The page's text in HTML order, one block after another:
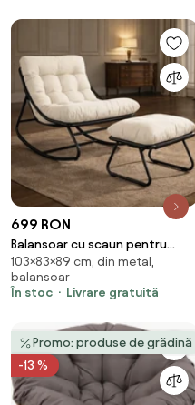
699 RON
Balansoar cu scaun pentru
suport picioare, cadru metalic,
pentru uz interior și exterior,
rezistent până la 150 kg, Alb
103×83×89 cm, din metal,
balansoar
În stoc
Livrare gratuită
Promo: produse de grădină
-13 %